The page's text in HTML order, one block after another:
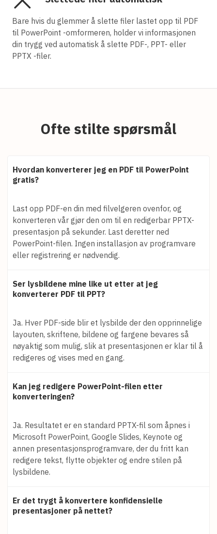
Bare hvis du glemmer å slette filer lastet opp til PDF
til PowerPoint -omformeren, holder vi informasjonen
din trygg ved automatisk å slette PDF-, PPT- eller
PPTX -filer.
Ofte stilte spørsmål
Hvordan konverterer jeg en PDF til PowerPoint
gratis?
Last opp PDF-en din med filvelgeren ovenfor, og
konverteren vår gjør den om til en redigerbar PPTX-
presentasjon på sekunder. Last deretter ned
PowerPoint-filen. Ingen installasjon av programvare
eller registrering er nødvendig.
Ser lysbildene mine like ut etter at jeg
konverterer PDF til PPT?
Ja. Hver PDF-side blir et lysbilde der den opprinnelige
layouten, skriftene, bildene og fargene bevares så
nøyaktig som mulig, slik at presentasjonen er klar til å
redigeres og vises med en gang.
Kan jeg redigere PowerPoint-filen etter
konverteringen?
Ja. Resultatet er en standard PPTX-fil som åpnes i
Microsoft PowerPoint, Google Slides, Keynote og
annen presentasjonsprogramvare, der du fritt kan
redigere tekst, flytte objekter og endre stilen på
lysbildene.
Er det trygt å konvertere konfidensielle
presentasjoner på nettet?